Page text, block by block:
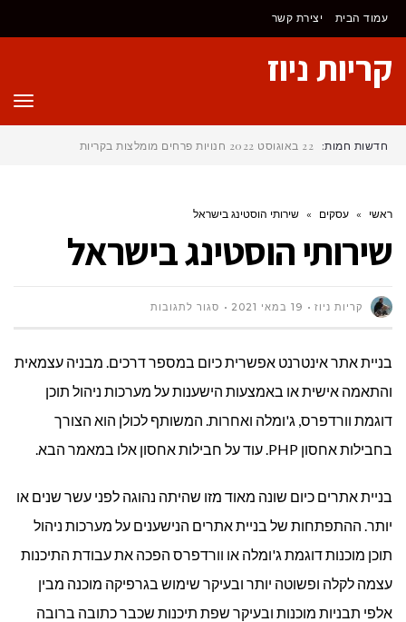
עמוד הבית יצירת קשר
קריות ניוז
חדשות חמות: 22 באוגוסט 2022 חנויות פרחים מומלצות בקריות
ראשי » עסקים » שירותי הוסטינג בישראל
שירותי הוסטינג בישראל
קריות ניוז 19 במאי 2021 סגור לתגובותעל
הוסטינג
בישראל
בניית אתר אינטרנט אפשרית כיום במספר דרכים. מבניה עצמאית
והתאמה אישית או באמצעות הישענות על מערכות ניהול תוכן
דוגמת וורדפרס, ג'ומלה ואחרות. המשותף לכולן הוא הצורך
בחבילות אחסון PHP. עוד על חבילות אחסון אלו במאמר הבא.
בניית אתרים כיום שונה מאוד מזו שהיתה נהוגה לפני עשר שנים או
יותר. ההתפתחות של בניית אתרים הנישענים על מערכות ניהול
תוכן מוכנות דוגמת ג'ומלה או וורדפרס הפכה את עבודת התיכנות
עצמה לקלה ופשוטה יותר ובעיקר שימוש בגרפיקה מוכנה מבין
אלפי תבניות מוכנות ובעיקר שפת תיכנות שכבר כתובה ברובה